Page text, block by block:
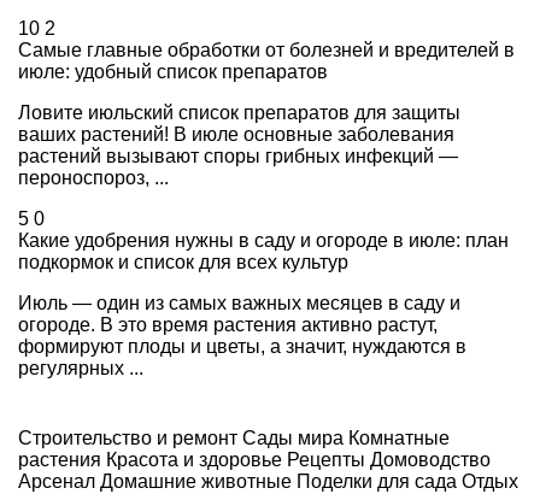
10 2
Самые главные обработки от болезней и вредителей в
июле: удобный список препаратов
Ловите июльский список препаратов для защиты
ваших растений! В июле основные заболевания
растений вызывают споры грибных инфекций —
пероноспороз, ...
5 0
Какие удобрения нужны в саду и огороде в июле: план
подкормок и список для всех культур
Июль — один из самых важных месяцев в саду и
огороде. В это время растения активно растут,
формируют плоды и цветы, а значит, нуждаются в
регулярных ...
Строительство и ремонт Сады мира Комнатные
растения Красота и здоровье Рецепты Домоводство
Арсенал Домашние животные Поделки для сада Отдых